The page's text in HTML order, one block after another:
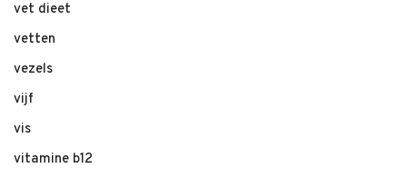
vet dieet
vetten
vezels
vijf
vis
vitamine b12